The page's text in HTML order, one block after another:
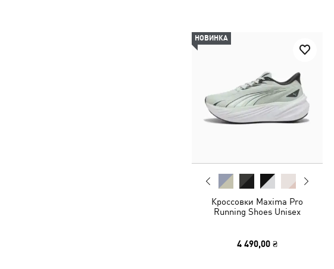
НОВИНКА
Кроссовки Maxima Pro
Running Shoes Unisex
4 490,00 ₴